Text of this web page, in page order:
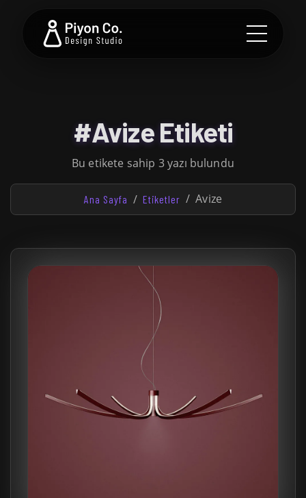
#Avize Etiketi
Bu etikete sahip 3 yazı bulundu
Ana Sayfa Etiketler Avize